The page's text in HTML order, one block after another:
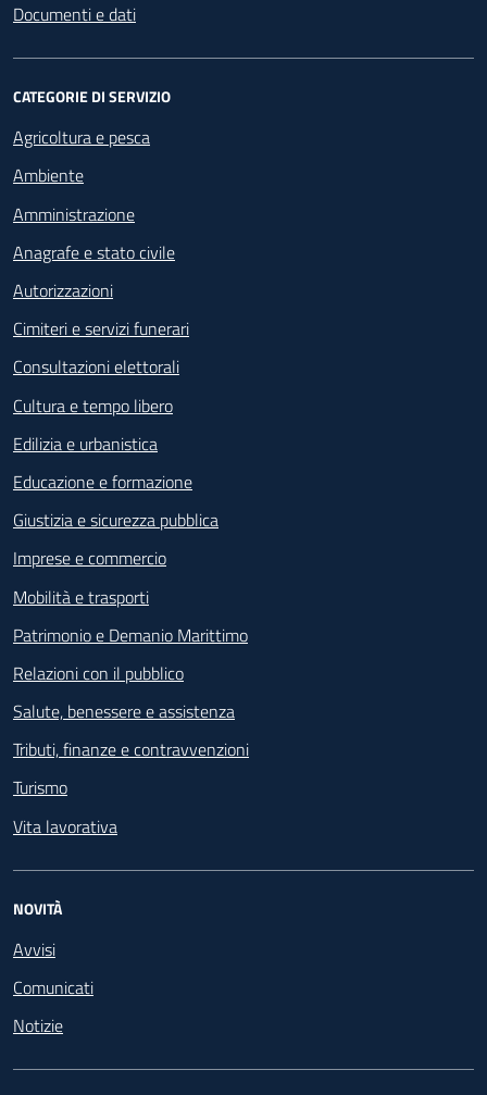
Documenti e dati
CATEGORIE DI SERVIZIO
Agricoltura e pesca
Ambiente
Amministrazione
Anagrafe e stato civile
Autorizzazioni
Cimiteri e servizi funerari
Consultazioni elettorali
Cultura e tempo libero
Edilizia e urbanistica
Educazione e formazione
Giustizia e sicurezza pubblica
Imprese e commercio
Mobilità e trasporti
Patrimonio e Demanio Marittimo
Relazioni con il pubblico
Salute, benessere e assistenza
Tributi, finanze e contravvenzioni
Turismo
Vita lavorativa
NOVITÀ
Avvisi
Comunicati
Notizie